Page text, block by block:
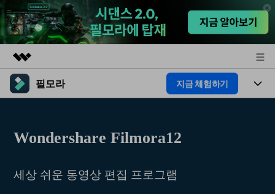
주요 제품
개요
회사 소개
뉴스룸
필모라 지금 체험하기
플랫폼
AI
AI 기능 HOT
영상 편집 자료실
Wondershare Filmora12
세상 쉬운 동영상 편집 프로그램